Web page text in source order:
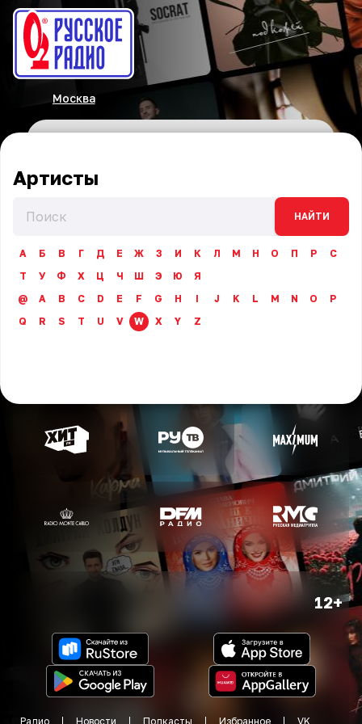
Москва
Артисты
НАЙТИ
А Б В Г Д Е Ж З И К Л М Н О П Р
С
Т
У Ф Х Ц Ч Ш Э Ю
Я
@
A B C D E F G H I J K L M N O
P
Q
R S T U V W X Y Z
12+
Радио Новости Подкасты Избранное VK